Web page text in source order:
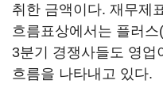
취한 금액이다. 재무제
흐름표상에서는 플러
3분기 경쟁사들도 영업
흐름을 나타내고 있다.